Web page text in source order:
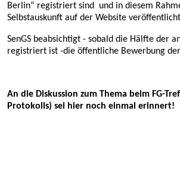
Berlin“ registriert sind und in diesem
Selbstauskunft auf der Website
SenGS beabsichtigt - sobald die Hälfte der
registriert ist -die öffentliche Bewerbung
An die Diskussion zum Thema beim FG-
Protokolls) sei hier noch einmal erinnert!